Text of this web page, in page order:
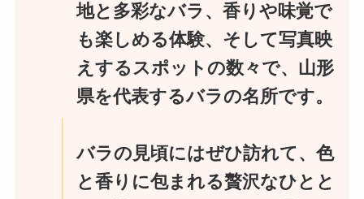
地と多彩なバラ、香りや味覚で
も楽しめる体験、そして写真映
えするスポットの数々で、山形
県を代表するバラの名所です。
バラの見頃にはぜひ訪れて、色
と香りに包まれる贅沢なひとと